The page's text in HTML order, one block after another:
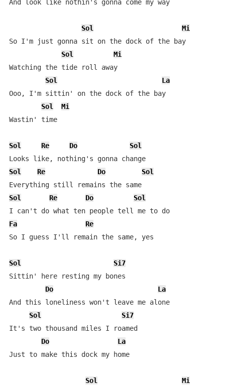
And look like nothin's gonna come my way
Sol
Mi
So I'm just gonna sit on the dock of the bay
Sol
Mi
Watching the tide roll away
Sol
La
Ooo, I'm sittin' on the dock of the bay
Sol
Mi
Wastin' time
Sol Re Do
Sol
Looks like, nothing's gonna change
Sol
Re Do
Sol
Everything still remains the same
Sol
Re Do
Sol
I can't do what ten people tell me to do
Fa
Re
So I guess I'll remain the same, yes
Sol
Si7
Sittin' here resting my bones
Do
La
And this loneliness won't leave me alone
Sol
Si7
It's two thousand miles I roamed
Do
La
Just to make this dock my home
Sol
Mi